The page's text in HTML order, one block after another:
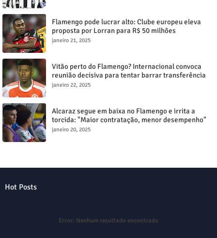
Flamengo pode lucrar alto: Clube europeu eleva
proposta por Lorran para R$ 50 milhões
janeiro 21, 2025
Vitão perto do Flamengo? Internacional convoca
reunião decisiva para tentar barrar transferência
milionária
janeiro 22, 2025
Alcaraz segue em baixa no Flamengo e irrita a
torcida: "Maior contratação, menor desempenho"
janeiro 20, 2025
Hot Posts
Error: Nenhum resultado encontrado